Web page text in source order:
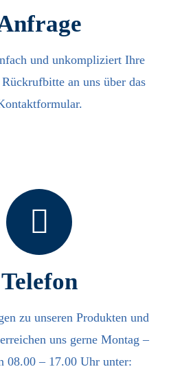
und unkompliziert Ihre
an uns über das
Telefon
zu unseren Produkten und
uns gerne Montag –
08.00 – 17.00 Uhr unter: